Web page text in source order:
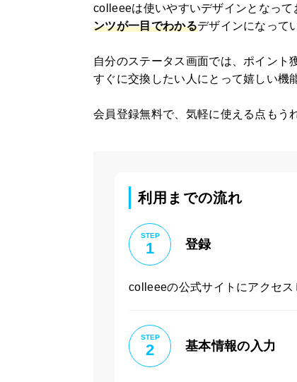
colleeeは使いやすいデザインとなっ
ンツが一目でわかるデザインになって
自分のステータス画面では、ポイント
すぐに交換したい人にとって嬉しい機
会員登録無料で、気軽に使える点もう
利用までの流れ
STEP
1 登録
colleeeの公式サイトにアクセス
STEP
2 基本情報の入力